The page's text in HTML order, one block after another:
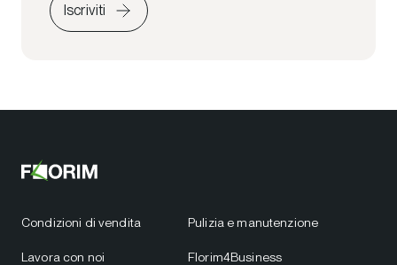
Iscriviti
Condizioni di vendita
Lavora con noi
Pulizia e manutenzione
Florim4Business